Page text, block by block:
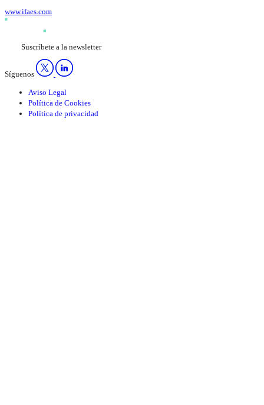
www.ifaes.com
Suscríbete a la newsletter
Síguenos
Aviso Legal
Política de Cookies
Política de privacidad